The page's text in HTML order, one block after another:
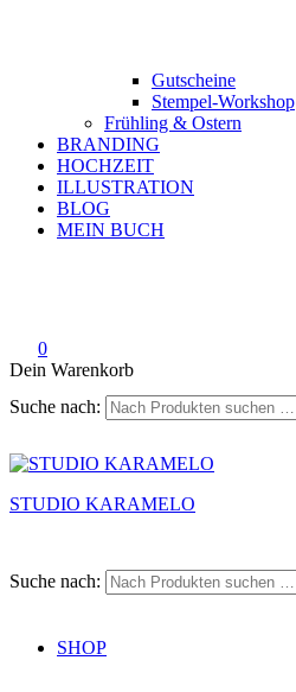
Gutscheine
Stempel-Workshop
Frühling & Ostern
BRANDING
HOCHZEIT
ILLUSTRATION
BLOG
MEIN BUCH
0
Dein Warenkorb
Suche nach:
STUDIO KARAMELO
Suche nach:
SHOP